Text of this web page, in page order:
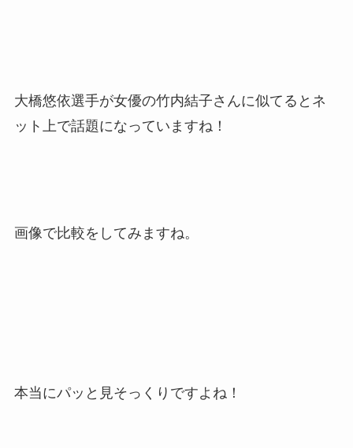
大橋悠依選手が女優の竹内結子さんに似てるとネ
ット上で話題になっていますね！
画像で比較をしてみますね。
本当にパッと見そっくりですよね！